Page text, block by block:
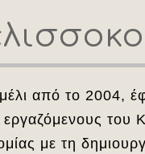
από το 2004,
εργαζόμενους του
με τη